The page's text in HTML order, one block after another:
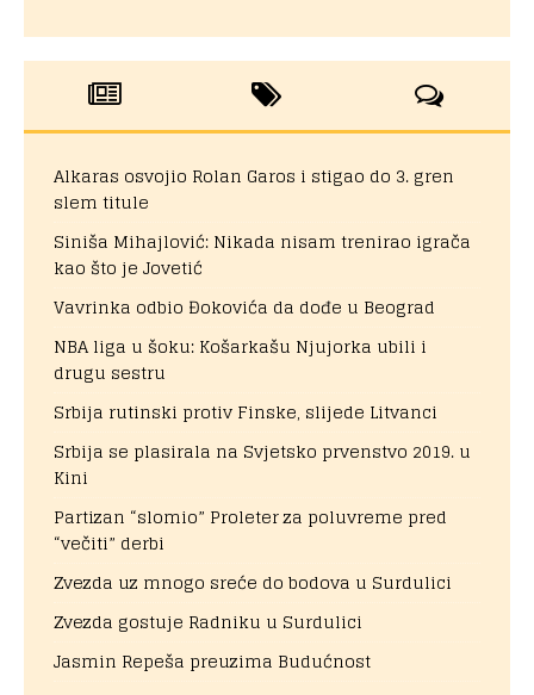
Alkaras osvojio Rolan Garos i stigao do 3. gren
slem titule
Siniša Mihajlović: Nikada nisam trenirao igrača
kao što je Jovetić
Vavrinka odbio Đokovića da dođe u Beograd
NBA liga u šoku: Košarkašu Njujorka ubili i
drugu sestru
Srbija rutinski protiv Finske, slijede Litvanci
Srbija se plasirala na Svjetsko prvenstvo 2019. u
Kini
Partizan “slomio” Proleter za poluvreme pred
“večiti” derbi
Zvezda uz mnogo sreće do bodova u Surdulici
Zvezda gostuje Radniku u Surdulici
Jasmin Repeša preuzima Budućnost